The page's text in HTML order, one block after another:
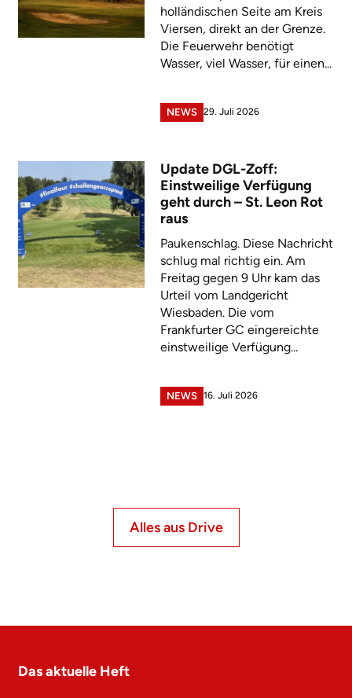
holländischen Seite am Kreis
Viersen, direkt an der Grenze.
Die Feuerwehr benötigt
Wasser, viel Wasser, für einen...
NEWS 29. Juli 2026
Update DGL-Zoff:
Einstweilige Verfügung
geht durch – St. Leon Rot
raus
Paukenschlag. Diese Nachricht
schlug mal richtig ein. Am
Freitag gegen 9 Uhr kam das
Urteil vom Landgericht
Wiesbaden. Die vom
Frankfurter GC eingereichte
einstweilige Verfügung...
NEWS 16. Juli 2026
Alles aus Drive
Das aktuelle Heft